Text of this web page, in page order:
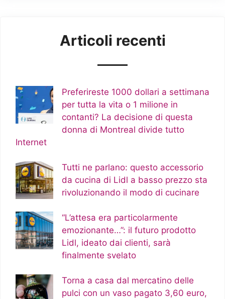
Articoli recenti
Preferireste 1000 dollari a settimana
per tutta la vita o 1 milione in
contanti? La decisione di questa
donna di Montreal divide tutto
Internet
Tutti ne parlano: questo accessorio
da cucina di Lidl a basso prezzo sta
rivoluzionando il modo di cucinare
“L’attesa era particolarmente
emozionante…”: il futuro prodotto
Lidl, ideato dai clienti, sarà
finalmente svelato
Torna a casa dal mercatino delle
pulci con un vaso pagato 3,60 euro,